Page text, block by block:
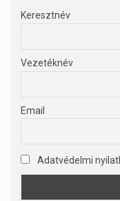
Keresztnév
Vezetéknév
Email
Adatvédelmi